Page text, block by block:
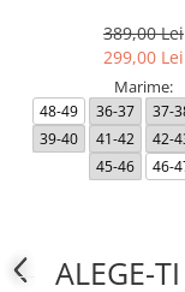
389,00 Lei
299,00 Lei
Marime:
48-49 36-37 37-
39-40
41-42 42-
45-46
46-
ALEGE-